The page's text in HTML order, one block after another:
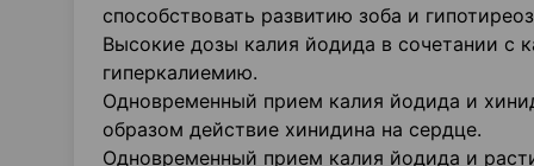
способствовать развитию зоба и
Высокие дозы калия йодида в сочетании с
гиперкалиемию.
Одновременный прием калия йодида и
образом действие хинидина на сердце.
Одновременный прием калия йодида и